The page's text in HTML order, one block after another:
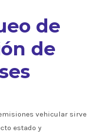
de
de
vehicular sirve
estado y